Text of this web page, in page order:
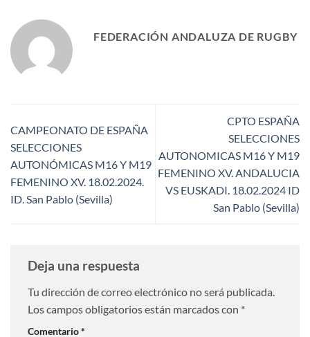
FEDERACIÓN ANDALUZA DE RUGBY
CAMPEONATO DE ESPAÑA
SELECCIONES
AUTONÓMICAS M16 Y M19
FEMENINO XV. 18.02.2024.
ID. San Pablo (Sevilla)
CPTO ESPAÑA
SELECCIONES
AUTONOMICAS M16 Y M19
FEMENINO XV. ANDALUCIA
VS EUSKADI. 18.02.2024 ID
San Pablo (Sevilla)
Deja una respuesta
Tu dirección de correo electrónico no será publicada.
Los campos obligatorios están marcados con *
Comentario*